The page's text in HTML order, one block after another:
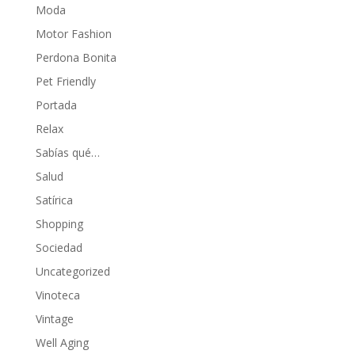
Moda
Motor Fashion
Perdona Bonita
Pet Friendly
Portada
Relax
Sabías qué…
Salud
Satírica
Shopping
Sociedad
Uncategorized
Vinoteca
Vintage
Well Aging